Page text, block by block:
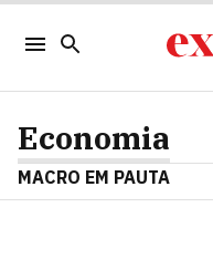
Economia
MACRO EM PAUTA